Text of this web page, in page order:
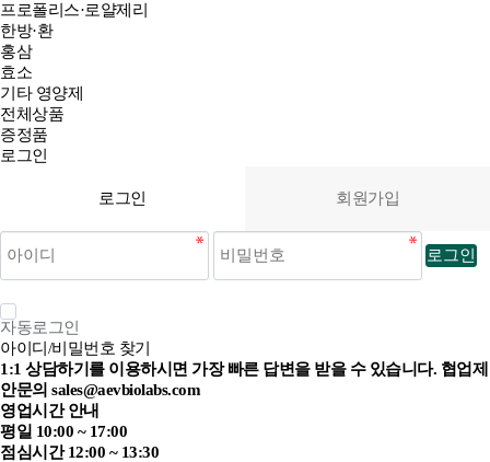
프로폴리스·로얄제리
한방·환
홍삼
효소
기타 영양제
전체상품
증정품
로그인
로그인 회원가입
로그인
자동로그인
아이디/비밀번호 찾기
1:1 상담하기를 이용하시면 가장 빠른 답변을 받을 수 있습니다. 협업제
안문의 sales@aevbiolabs.com
영업시간 안내
평일 10:00 ~ 17:00
점심시간 12:00 ~ 13:30